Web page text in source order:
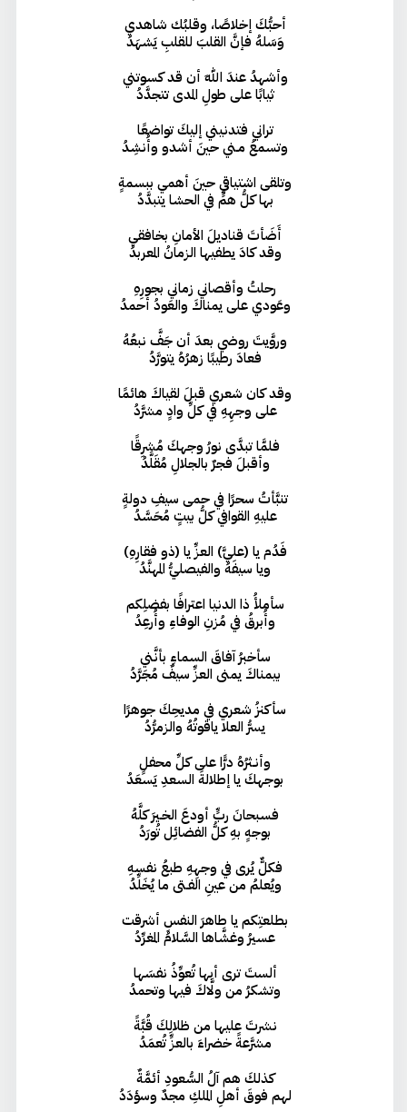
أحبُّكَ إخلاصًا، وقلبُك شاهدي
وَسَلهُ فإنَّ القلبَ للقلبِ يَشهَدُ
وأشهدُ عندَ اللهِ أن قد كسوتني
ثيابًا على طولِ المدى تتجدَّدُ
تراني فتدنيني إليكَ تواضعًا
وتسمعُ مـني حينَ أشدو وأُنشِدُ
وتلقى اشتياقي حينَ أهمي ببسمةٍ
بها كلُّ همٍّ في الحشا يتبدَّدُ
أَضَأتَ قناديلَ الأمانِ بخافقي
وقد كادَ يطفيها الزمانُ المعربدُ
رحلتُ وأقصاني زماني بجورِهِ
وعَودي على يمناكَ والعَودُ أحمدُ
وروَّيتَ روضي بعدَ أن جَفَّ نبعُهُ
فعادَ رطيبًا زهرُهُ يتورَّدُ
وقد كان شعري قبلَ لقياكَ هائمًا
على وجهِهِ في كلِّ وادٍ مشرَّدُ
فلمَّا تبدَّى نورُ وجهكَ مُشرِقًا
وأقبلَ فجرٌ بالجلالِ مُقَلَّدُ
تنبَّأتُ سحرًا في حمى سيفِ دولةٍ
عليهِ القوافي كلُّ بيتٍ مُحَسَّدُ
فَدُم يا (عليَّ) العزِّ يا (ذو فقارِهِ)
ويا سيفَهُ والفيصليُّ المهنَّدُ
سأملأُ ذا الدنيا اعترافًا بفضلِكم
وأُبرقُ في مُزنِ الوفاءِ وأُرعِدُ
سأخبرُ آفاقَ السماءِ بأنَّني
بيمناكَ يمنى العزِّ سيفٌ مُجَرَّدُ
سأكنزُ شعري في مديحِكَ جوهرًا
يسرُّ العلا ياقوتُهُ والزمرُّدُ
وأنـثرُهُ درًّا على كلِّ محفلٍ
بوجهكَ يا إطلالةَ السعدِ يَسعَدُ
فسبحانَ ربٍّ أودعَ الخـيرَ كلَّهُ
بوجهٍ بهِ كلُّ الفضائِل تُورَدُ
فكلٌّ يُرى في وجهِهِ طبعُ نفسهِ
ويُعلمُ من عينِ الفـتى ما يُخَلِّدُ
بطلعتِكم يا طاهرَ النفسِ أشرقت
عسيرُ وغشَّاها السَّلامُ المغرِّدُ
ألستَ ترى أبها تُعوِّذُ نفسَها
وتشكرُ من ولَّاكَ فيها وتحمدُ
نشرتَ عليها من ظلالِكَ قُبَّةً
مشرَّعةً خضراءَ بالعزِّ تُعمَدُ
كذلكَ هم آلُ السُّعودِ أئمَّةٌ
لهم فوقَ أهلِ الملكِ مجدٌ وسؤدَدُ